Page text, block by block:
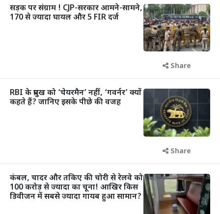
सड़क पर संग्राम ! CJP-सरकार आमने-सामने,
170 से ज्यादा घायल और 5 FIR दर्ज
Share
RBI के प्रमुख को ‘चेयरमैन’ नहीं, ‘गवर्नर’ क्यों
कहते हैं? जानिए इसके पीछे की वजह
Share
कंबल, चादर और तकिए की चोरी से रेलवे को
100 करोड़ से ज्यादा का चूना! आखिर किस
डिवीजन में सबसे ज्यादा गायब हुआ सामान?